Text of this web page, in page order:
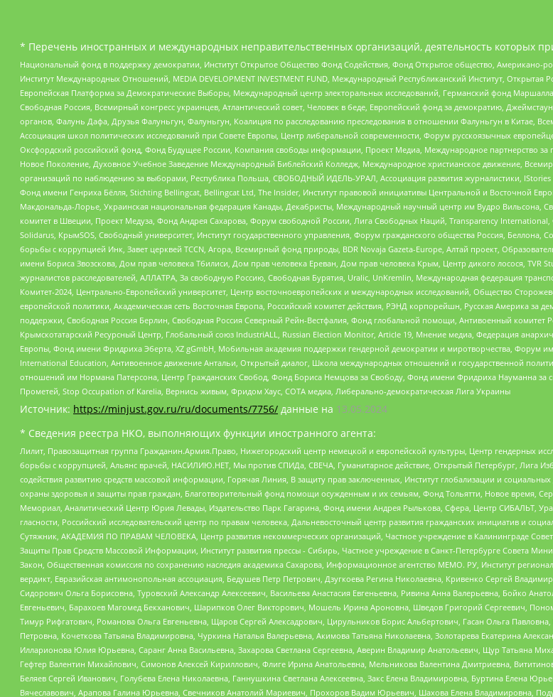
* Перечень иностранных и международных неправительственных организаций, деятельность которых
Национальный фонд в поддержку демократии, Институт Открытое Общество Фонд Содействия, Фонд Открытое общество,
Институт Международных Отношений, MEDIA DEVELOPMENT INVESTMENT FUND, Международный Республиканский Институт,
Европейская Платформа за Демократические Выборы, Международный центр электоральных исследований, Германский фонд
Свободная Россия, Всемирный конгресс украинцев, Атлантический совет, Человек в беде, Европейский фонд за демократию,
органов, Фалунь Дафа, Друзья Фалуньгун, Фалуньгун, Коалиция по расследованию преследования в отношении Фалуньгун в Китае,
Ассоциация школ политических исследований при Совете Европы, Центр либеральной современности, Форум русскоязычных
Оксфордский российский фонд, Фонд Будущее России, Компания свободы информации, Проект Медиа, Международное партнерство за
Новое Поколение, Духовное Учебное Заведение Международный Библейский Колледж, Международное христианское движение,
организаций по наблюдению за выборами, Республика Польша, СВОБОДНЫЙ ИДЕЛЬ-УРАЛ, Ассоциация развития журналистики,
Фонд имени Генриха Бёлля, Stichting Bellingcat, Bellingcat Ltd, The Insider, Институт правовой инициативы Центральной и Восточной
Макдональда-Лорье, Украинская национальная федерация Канады, Декабристы, Международный научный центр им Вудро Вильсона,
комитет в Швеции, Проект Медуза, Фонд Андрея Сахарова, Форум свободной России, Лига Свободных Наций, Transparеncy
Solidarus, КрымSOS, Свободный университет, Институт государственного управления, Форум гражданского общества Россия,
борьбы с коррупцией Инк, Завет церквей TCCN, Агора, Всемирный фонд природы, BDR Novaja Gazeta-Europe, Алтай проект,
имени Бориса Звозскова, Дом прав человека Тбилиси, Дом прав человека Ереван, Дом прав человека Крым, Центр дикого лосося,
журналистов расследователей, АЛЛАТРА, За свободную Россию, Свободная Бурятия, Uralic, UnKremlin, Международная федерация
Комитет-2024, Центрально-Европейский университет, Центр восточноевропейских и международных исследований, Общество
европейской политики, Академическая сеть Восточная Европа, Российский комитет действия, РЭНД корпорейшн, Русская Америка за
поддержки, Свободная Россия Берлин, Свободная Россия Северный Рейн-Вестфалия, Фонд глобальной помощи, Антивоенный комитет
Крымскотатарский Ресурсный Центр, Глобальный союз IndustriALL, Russian Election Monitor, Article 19, Мнение медиа, Федерация
Европы, Фонд имени Фридриха Эберта, XZ gGmbH, Мобильная академия поддержки гендерной демократии и миротворчества, Форум
International Education, Антивоенное движение Антальи, Открытый диалог, Школа международных отношений и государственной
отношений им Нормана Патерсона, Центр Гражданских Свобод, Фонд Бориса Немцова за Свободу, Фонд имени Фридриха Науманна за
Прометей, Stop Occupation of Karelia, Вернись живым, Фридом Хаус, СОТА медиа, Либерально-демократическая Лига Украины
Источник: https://minjust.gov.ru/ru/documents/7756/ данные на 13.05.2024
* Сведения реестра НКО, выполняющих функции иностранного агента:
Лилит, Правозащитная группа Гражданин.Армия.Право, Нижегородский центр немецкой и европейской культуры, Центр гендерных
борьбы с коррупцией, Альянс врачей, НАСИЛИЮ.НЕТ, Мы против СПИДа, СВЕЧА, Гуманитарное действие, Открытый Петербург, Лига
содействия развитию средств массовой информации, Горячая Линия, В защиту прав заключенных, Институт глобализации и
охраны здоровья и защиты прав граждан, Благотворительный фонд помощи осужденным и их семьям, Фонд Тольятти, Новое время,
Мемориал, Аналитический Центр Юрия Левады, Издательство Парк Гагарина, Фонд имени Андрея Рылькова, Сфера, Центр СИБАЛЬТ,
гласности, Российский исследовательский центр по правам человека, Дальневосточный центр развития гражданских инициатив и
Сутяжник, АКАДЕМИЯ ПО ПРАВАМ ЧЕЛОВЕКА, Центр развития некоммерческих организаций, Частное учреждение в Калининграде
Защиты Прав Средств Массовой Информации, Институт развития прессы - Сибирь, Частное учреждение в Санкт-Петербурге Совета
Закон, Общественная комиссия по сохранению наследия академика Сахарова, Информационное агентство МЕМО. РУ, Институт
вердикт, Евразийская антимонопольная ассоциация, Бедушев Петр Петрович, Дзугкоева Регина Николаевна, Кривенко Сергей
Сидорович Ольга Борисовна, Туровский Александр Алексеевич, Васильева Анастасия Евгеньевна, Ривина Анна Валерьевна, Бойко
Евгеньевич, Барахоев Магомед Бекханович, Шарипков Олег Викторович, Мошель Ирина Ароновна, Шведов Григорий Сергеевич,
Тимур Рифгатович, Романова Ольга Евгеньевна, Щаров Сергей Алексадрович, Цирульников Борис Альбертович, Гасан Ольга
Петровна, Кочеткова Татьяна Владимировна, Чуркина Наталья Валерьевна, Акимова Татьяна Николаевна, Золотарева Екатерина
Илларионова Юлия Юрьевна, Саранг Анна Васильевна, Захарова Светлана Сергеевна, Аверин Владимир Анатольевич, Щур Татьяна
Гефтер Валентин Михайлович, Симонов Алексей Кириллович, Флиге Ирина Анатольевна, Мельникова Валентина Дмитриевна,
Беляев Сергей Иванович, Голубева Елена Николаевна, Ганнушкина Светлана Алексеевна, Закс Елена Владимировна, Буртина Елена
Вячеславович, Арапова Галина Юрьевна, Свечников Анатолий Мариевич, Прохоров Вадим Юрьевич, Шахова Елена Владимировна,